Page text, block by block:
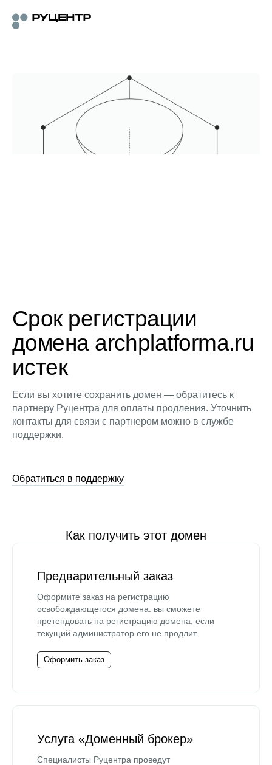
Срок регистрации
домена archplatforma.ru
истек
Если вы хотите сохранить домен — обратитесь к
партнеру Руцентра для оплаты продления. Уточнить
контакты для связи с партнером можно в службе
поддержки.
Обратиться в поддержку
Как получить этот домен
Предварительный заказ
Оформите заказ на регистрацию
освобождающегося домена: вы сможете
претендовать на регистрацию домена, если
текущий администратор его не продлит.
Оформить заказ
Услуга «Доменный брокер»
Специалисты Руцентра проведут